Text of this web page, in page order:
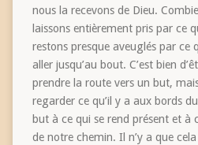
nous la recevons de Dieu.
laissons entièrement pris par ce
restons presque aveuglés par ce
aller jusqu’au bout. C’est bien
prendre la route vers un but,
regarder ce qu’il y a aux bords
but à ce qui se rend présent et à
de notre chemin. Il n’y a que